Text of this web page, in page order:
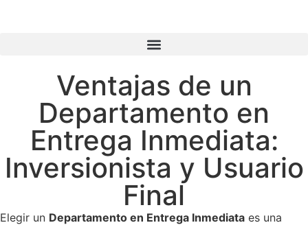
Ventajas de un
Departamento en
Entrega Inmediata:
Inversionista y Usuario
Final
Elegir un Departamento en Entrega Inmediata es una